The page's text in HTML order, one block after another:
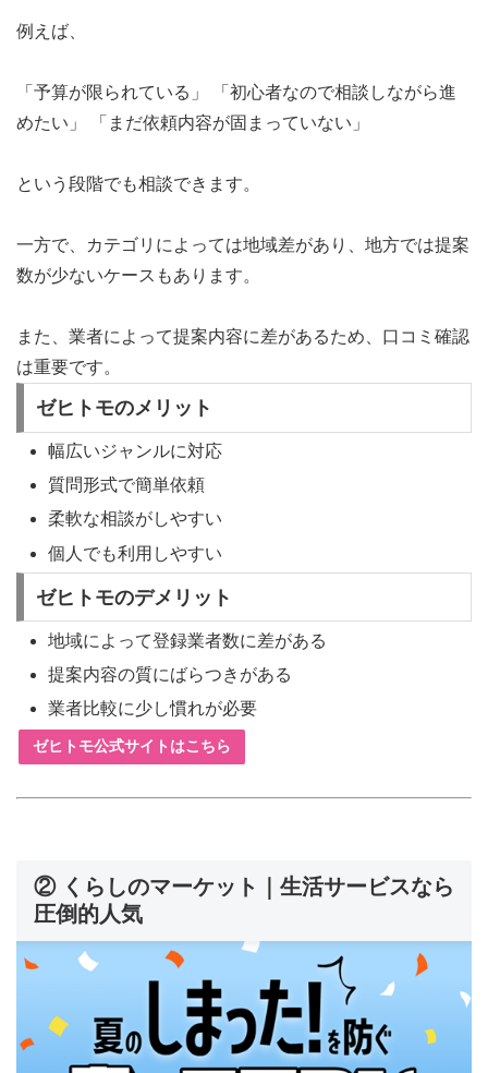
例えば、
「予算が限られている」 「初心者なので相談しながら進
めたい」 「まだ依頼内容が固まっていない」
という段階でも相談できます。
一方で、カテゴリによっては地域差があり、地方では提案
数が少ないケースもあります。
また、業者によって提案内容に差があるため、口コミ確認
は重要です。
ゼヒトモのメリット
幅広いジャンルに対応
質問形式で簡単依頼
柔軟な相談がしやすい
個人でも利用しやすい
ゼヒトモのデメリット
地域によって登録業者数に差がある
提案内容の質にばらつきがある
業者比較に少し慣れが必要
ゼヒトモ公式サイトはこちら
② くらしのマーケット｜生活サービスなら
圧倒的人気